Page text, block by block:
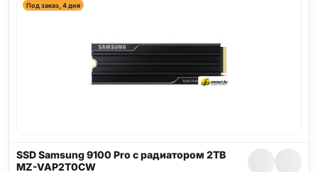
Под заказ, 4 дня
SSD Samsung 9100 Pro с радиатором 2TB
MZ-VAP2T0CW